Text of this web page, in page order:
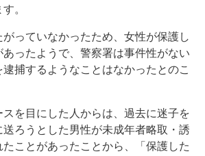
。
っていなかったため、女性が保護し
ったようで、警察署は事件性がない
捕するようなことはなかったとのこ
スを目にした人からは、過去に迷子を
ろうとした男性が未成年者略取・誘
ことがあったことから、「保護した